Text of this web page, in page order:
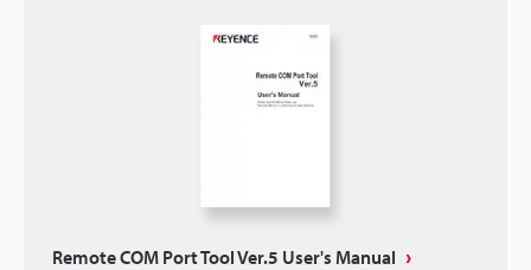
Remote COM Port Tool Ver.5 User's Manual